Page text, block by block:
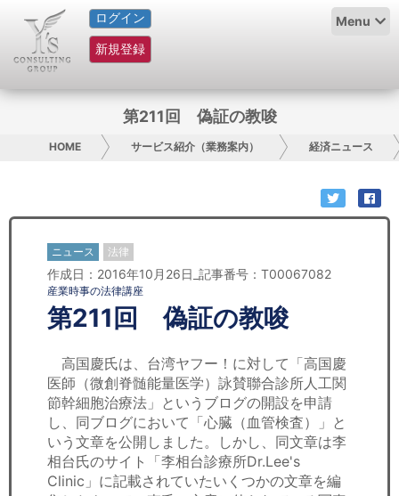
ログイン
新規登録
Menu
HOME
サービス紹介
グループ概要
日本人にPR
コンサルティング
リサーチ
セミナー
経済ニュース
労務顧問
第211回 偽証の教唆
HOME サービス紹介（業務案内） 経済ニュース
ニュース 法律
作成日：2016年10月26日_記事番号：T00067082
産業時事の法律講座
第211回 偽証の教唆
高国慶氏は、台湾ヤフー！に対して「高国慶
医師（微創脊髄能量医学）詠賛聯合診所人工関
節幹細胞治療法」というブログの開設を申請
し、同ブログにおいて「心臓（血管検査）」と
いう文章を公開しました。しかし、同文章は李
相台氏のサイト「李相台診療所Dr.Lee's
Clinic」に記載されていたいくつかの文章を編